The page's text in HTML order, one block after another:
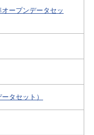
ープンデータセッ
タセット）